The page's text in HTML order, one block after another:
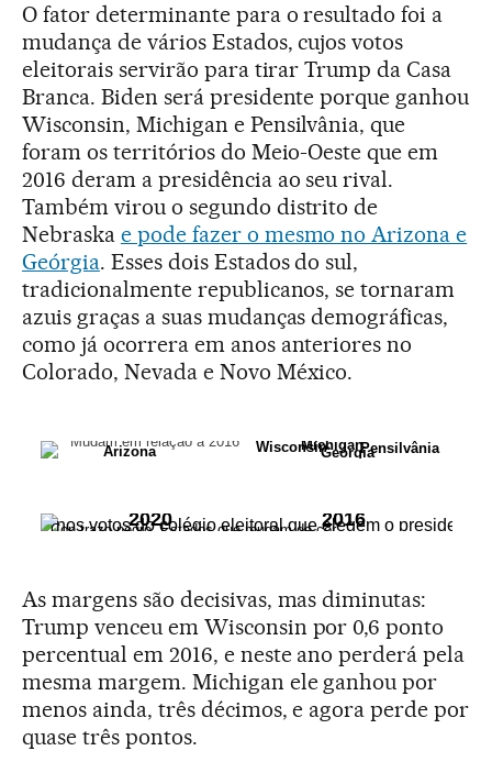
O fator determinante para o resultado foi a
mudança de vários Estados, cujos votos
eleitorais servirão para tirar Trump da Casa
Branca. Biden será presidente porque ganhou
Wisconsin, Michigan e Pensilvânia, que
foram os territórios do Meio-Oeste que em
2016 deram a presidência ao seu rival.
Também virou o segundo distrito de
Nebraska e pode fazer o mesmo no Arizona e
Geórgia. Esses dois Estados do sul,
tradicionalmente republicanos, se tornaram
azuis graças a suas mudanças demográficas,
como já ocorrera em anos anteriores no
Colorado, Nevada e Novo México.
Mudam em relação a 2016 Michigan
Wisconsin Pensilvânia
Arizona Geórgia
nos votos do colégio eleitoral que elegem o presidente.
2020 2016
Con trazo negro, Estados que mudam de cor
As margens são decisivas, mas diminutas:
Trump venceu em Wisconsin por 0,6 ponto
percentual em 2016, e neste ano perderá pela
mesma margem. Michigan ele ganhou por
menos ainda, três décimos, e agora perde por
quase três pontos.